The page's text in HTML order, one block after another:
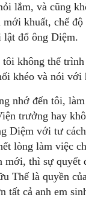
lắm, và cũng
khuất, chế
lật đổ ông Diệm.
không thể
khéo và nói với
nhớ đến tôi,
trưởng hay
Diệm với tư
lòng làm việc
mới, thì sự
Thế là quyền
tất cả anh em